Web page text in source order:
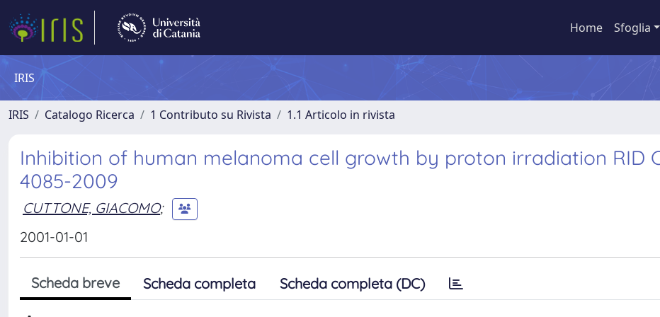
Home Sfoglia
IRIS
IRIS Catalogo Ricerca 1 Contributo su Rivista 1.1 Articolo in rivista
Inhibition of human melanoma cell growth by proton irradiation RID
4085-2009
CUTTONE, GIACOMO;
2001-01-01
Scheda breve Scheda completa Scheda completa (DC)